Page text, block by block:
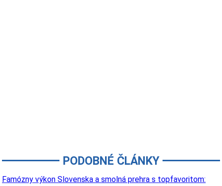
PODOBNÉ ČLÁNKY
Famózny výkon Slovenska a smolná prehra s topfavoritom: